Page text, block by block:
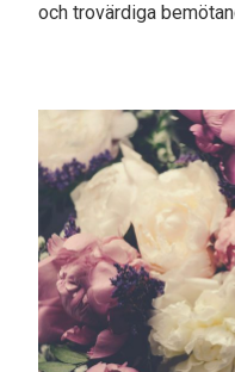
och trovärdiga